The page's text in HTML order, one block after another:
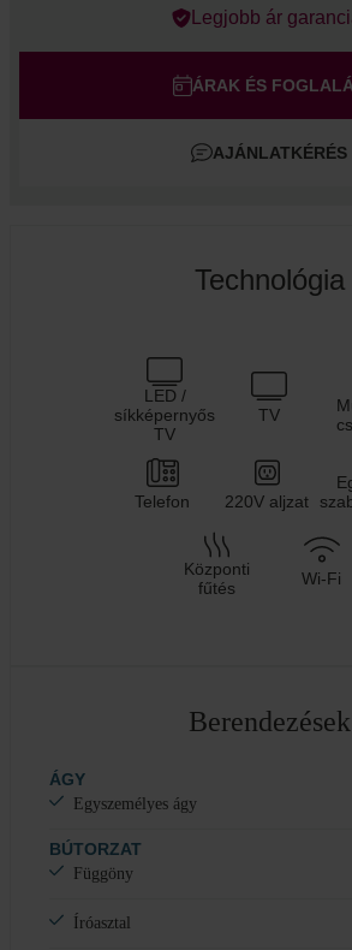
Errors?
Gyermek
Legjobb ár
ÁRAK ÉS
AJÁNLATKÉRÉS
Technológia
LED /
síkképernyős
TV
TV
Telefon 220V aljzat
Központi
fűtés
Wi-Fi
Berendezések
ÁGY
Egyszemélyes ágy
BÚTORZAT
Függöny
Íróasztal